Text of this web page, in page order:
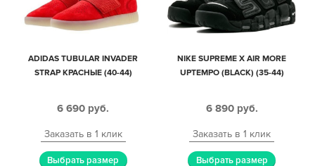
ADIDAS TUBULAR INVADER
STRAP КРАСНЫЕ (40-44)
6 690 руб.
Заказать в 1 клик
Выбрать размер
NIKE SUPREME X AIR MORE
UPTEMPO (BLACK) (35-44)
6 890 руб.
Заказать в 1 клик
Выбрать размер